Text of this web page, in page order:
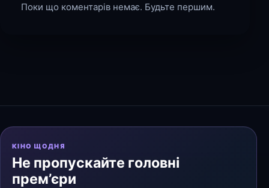
Поки що коментарів немає. Будьте першим.
КІНО ЩОДНЯ
Не пропускайте головні
прем’єри